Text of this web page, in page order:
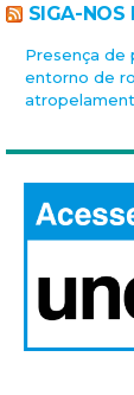
SIGA-NOS
Presença de
entorno de